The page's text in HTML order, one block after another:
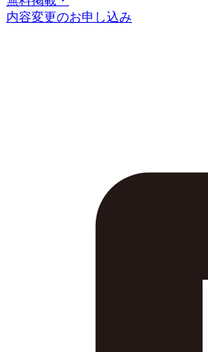
内容変更のお申し込み